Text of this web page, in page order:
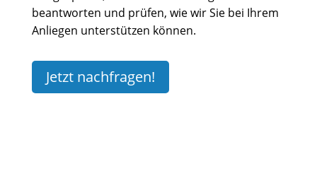
beantworten und prüfen, wie wir Sie bei Ihrem
Anliegen unterstützen können.
Jetzt nachfragen!